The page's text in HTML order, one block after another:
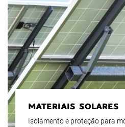
MATERIAIS SOLARES
Isolamento e proteção para